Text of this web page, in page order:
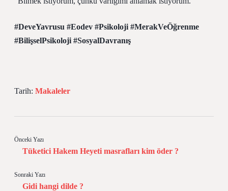
#DeveYavrusu #Eodev #Psikoloji #MerakVeÖğrenme
#BilişselPsikoloji #SosyalDavranış
Tarih: Makaleler
Önceki Yazı
Tüketici Hakem Heyeti masrafları kim öder ?
Sonraki Yazı
Gidi hangi dilde ?